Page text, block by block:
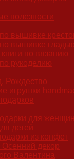
полезности
вышивке
вышивке гладью
по вязанию
рукоделию
Рождество
игрушки
для женщин
детей
из конфет
Осенний декор
Валентина